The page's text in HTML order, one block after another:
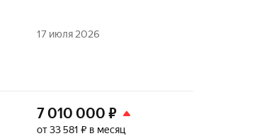
17 июля 2026
7 010 000 ₽
от 33 581 ₽ в месяц